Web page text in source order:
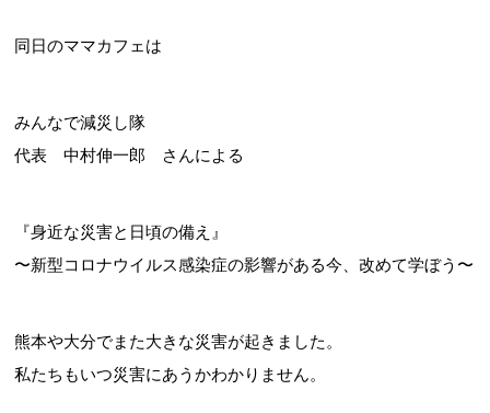
同日のママカフェは
みんなで減災し隊
代表 中村伸一郎 さんによる
『身近な災害と日頃の備え』
〜新型コロナウイルス感染症の影響がある今、改めて学ぼう〜
熊本や大分でまた大きな災害が起きました。
私たちもいつ災害にあうかわかりません。